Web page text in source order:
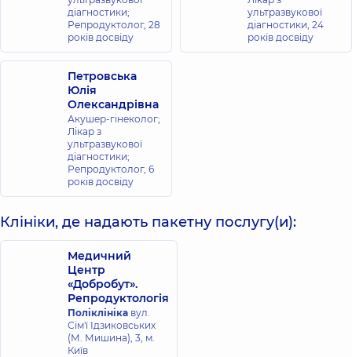
Treasure
Island
(FL):
StatPearls
Publishing;
2021
Jan.
Юзько,
М.,
and
Н. Г.
Руденко.
та
проблемні
питання
репродуктології
України.
Збірник
наукових
праць
(2017):
діагностики;
Репродуктолог, 28
років досвіду
ультразвукової
діагностики, 24
років досвіду
Петровська
Юлія
Олександрівна
Акушер-гінеколог;
Лікар з
ультразвукової
діагностики;
Репродуктолог, 6
років досвіду
Клініки, де надають пакетну послугу(и):
Медичний
Центр
«Добробут».
Репродуктологія
Поліклініка вул.
Сім'ї Ідзиковських
(М. Мишина), 3, м.
Київ